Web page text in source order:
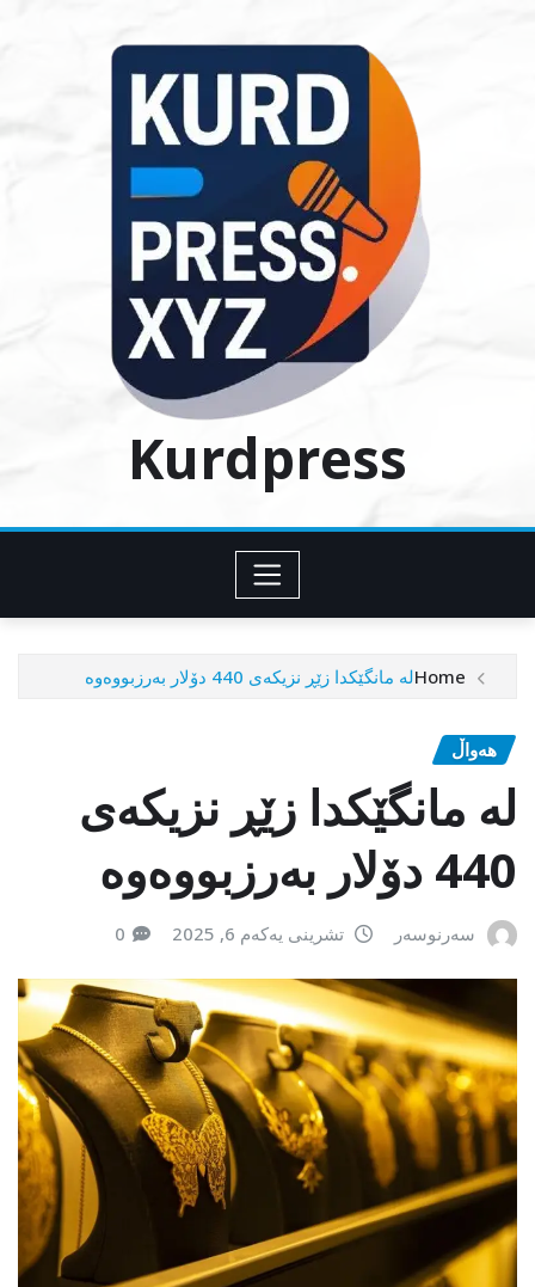
Kurdpress
Homeلە مانگێكدا زێڕ نزیكەی 440 دۆلار بەرزبووەوە
هەواڵ
لە مانگێكدا زێڕ نزیكەی
440 دۆلار بەرزبووەوە
سەرنوسەر تشرینی یەکەم 6, 2025 0